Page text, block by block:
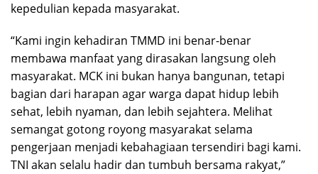
kepedulian kepada masyarakat.
“Kami ingin kehadiran TMMD ini benar-benar
membawa manfaat yang dirasakan langsung oleh
masyarakat. MCK ini bukan hanya bangunan, tetapi
bagian dari harapan agar warga dapat hidup lebih
sehat, lebih nyaman, dan lebih sejahtera. Melihat
semangat gotong royong masyarakat selama
pengerjaan menjadi kebahagiaan tersendiri bagi kami.
TNI akan selalu hadir dan tumbuh bersama rakyat,”